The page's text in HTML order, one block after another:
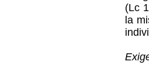
(Lc
la